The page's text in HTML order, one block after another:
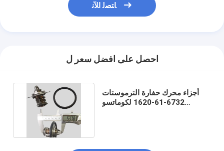
ﺎﺘﺼﻟ ﺍﻶﻧ
احصل على افضل سعر ل
أجزاء محرك حفارة الترموستات
6732-61-1620 لكوماتسو